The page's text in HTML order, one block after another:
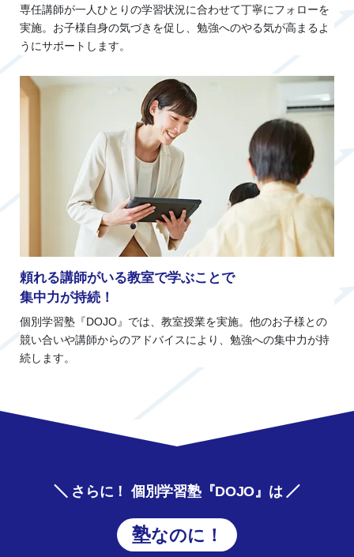
専任講師が一人ひとりの学習状況に合わせて丁寧にフォローを
実施。お子様自身の気づきを促し、勉強へのやる気が高まるよ
うにサポートします。
頼れる講師がいる教室で学ぶことで
集中力が持続！
個別学習塾『DOJO』では、教室授業を実施。他のお子様との
競い合いや講師からのアドバイスにより、勉強への集中力が持
続します。
さらに！ 個別学習塾『DOJO』は
塾なのに！